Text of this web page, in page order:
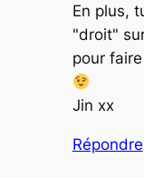
En plus,
"droit"
pour
Jin xx
Répondre